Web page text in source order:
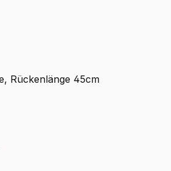
Rückenlänge 45cm